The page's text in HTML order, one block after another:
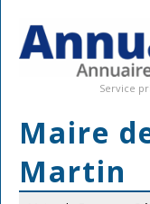
Service
Maire
Martin